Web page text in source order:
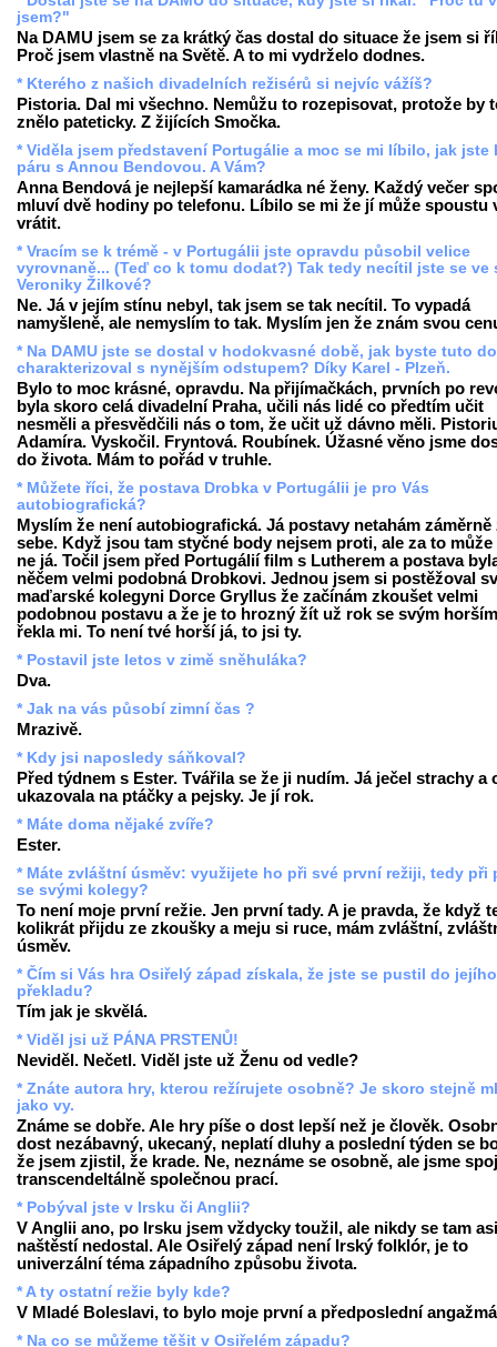
jsem?"
Na DAMU jsem se za krátký čas dostal do situace že jsem si
Proč jsem vlastně na Světě. A to mi vydrželo dodnes.
* Kterého z našich divadelních režisérů si nejvíc vážíš?
Pistoria. Dal mi všechno. Nemůžu to rozepisovat, protože by
znělo pateticky. Z žijících Smočka.
* Viděla jsem představení Portugálie a moc se mi líbilo, jak jste
páru s Annou Bendovou. A Vám?
Anna Bendová je nejlepší kamarádka né ženy. Každý večer
mluví dvě hodiny po telefonu. Líbilo se mi že jí může spoustu
vrátit.
* Vracím se k trémě - v Portugálii jste opravdu působil velice
vyrovnaně... (Teď co k tomu dodat?) Tak tedy necítil jste se ve
Veroniky Žilkové?
Ne. Já v jejím stínu nebyl, tak jsem se tak necítil. To vypadá
namyšleně, ale nemyslím to tak. Myslím jen že znám svou
* Na DAMU jste se dostal v hodokvasné době, jak byste tuto
charakterizoval s nynějším odstupem? Díky Karel - Plzeň.
Bylo to moc krásné, opravdu. Na přijímačkách, prvních po
byla skoro celá divadelní Praha, učili nás lidé co předtím učit
nesměli a přesvědčili nás o tom, že učit už dávno měli.
Adamíra. Vyskočil. Fryntová. Roubínek. Úžasné věno jsme
do života. Mám to pořád v truhle.
* Můžete říci, že postava Drobka v Portugálii je pro Vás
autobiografická?
Myslím že není autobiografická. Já postavy netahám záměrně
sebe. Když jsou tam styčné body nejsem proti, ale za to může
ne já. Točil jsem před Portugálií film s Lutherem a postava
něčem velmi podobná Drobkovi. Jednou jsem si postěžoval
maďarské kolegyni Dorce Gryllus že začínám zkoušet velmi
podobnou postavu a že je to hrozný žít už rok se svým
řekla mi. To není tvé horší já, to jsi ty.
* Postavil jste letos v zimě sněhuláka?
Dva.
* Jak na vás působí zimní čas ?
Mrazivě.
* Kdy jsi naposledy sáňkoval?
Před týdnem s Ester. Tvářila se že ji nudím. Já ječel strachy a
ukazovala na ptáčky a pejsky. Je jí rok.
* Máte doma nějaké zvíře?
Ester.
* Máte zvláštní úsměv: využijete ho při své první režiji, tedy při
se svými kolegy?
To není moje první režie. Jen první tady. A je pravda, že když
kolikrát přijdu ze zkoušky a meju si ruce, mám zvláštní,
úsměv.
* Čím si Vás hra Osiřelý západ získala, že jste se pustil do jejího
překladu?
Tím jak je skvělá.
* Viděl jsi už PÁNA PRSTENŮ!
Neviděl. Nečetl. Viděl jste už Ženu od vedle?
* Znáte autora hry, kterou režírujete osobně? Je skoro stejně
jako vy.
Známe se dobře. Ale hry píše o dost lepší než je člověk.
dost nezábavný, ukecaný, neplatí dluhy a poslední týden se
že jsem zjistil, že krade. Ne, neznáme se osobně, ale jsme
transcendeltálně společnou prací.
* Pobýval jste v Irsku či Anglii?
V Anglii ano, po Irsku jsem vždycky toužil, ale nikdy se tam asi
naštěstí nedostal. Ale Osiřelý západ není Irský folklór, je to
univerzální téma západního způsobu života.
* A ty ostatní režie byly kde?
V Mladé Boleslavi, to bylo moje první a předposlední
* Na co se můžeme těšit v Osiřelém západu?